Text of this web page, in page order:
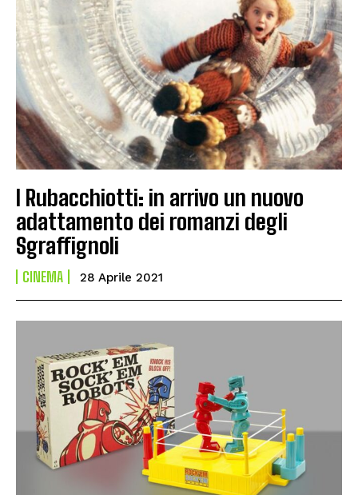
I Rubacchiotti: in arrivo un nuovo
adattamento dei romanzi degli
Sgraffignoli
CINEMA 28 Aprile 2021